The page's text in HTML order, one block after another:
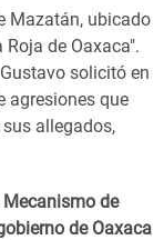
Mazatán, ubicado
de Oaxaca".
solicitó en
agresiones que
allegados,
de
de Oaxaca